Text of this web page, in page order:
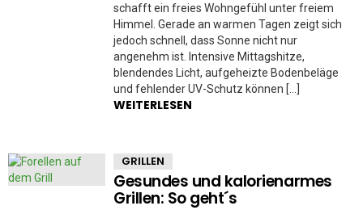
schafft ein freies Wohngefühl unter freiem
Himmel. Gerade an warmen Tagen zeigt sich
jedoch schnell, dass Sonne nicht nur
angenehm ist. Intensive Mittagshitze,
blendendes Licht, aufgeheizte Bodenbeläge
und fehlender UV-Schutz können […]
WEITERLESEN
GRILLEN
Gesundes und kalorienarmes
Grillen: So geht´s